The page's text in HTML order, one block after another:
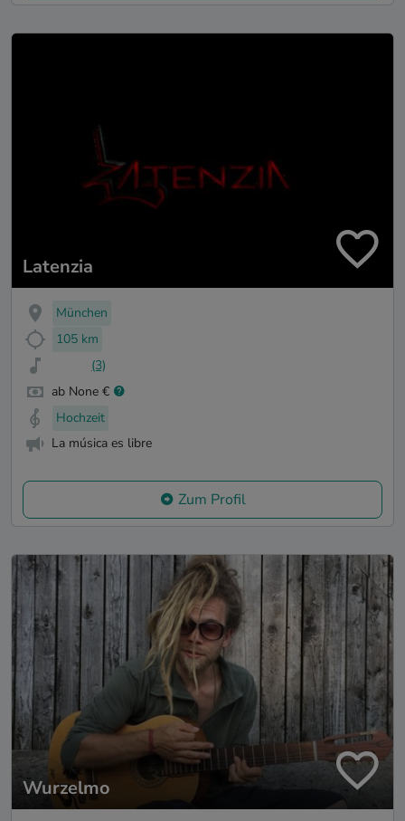
Latenzia
München
105 km
(3)
ab None €
Hochzeit
La música es libre
Zum Profil
Wurzelmo